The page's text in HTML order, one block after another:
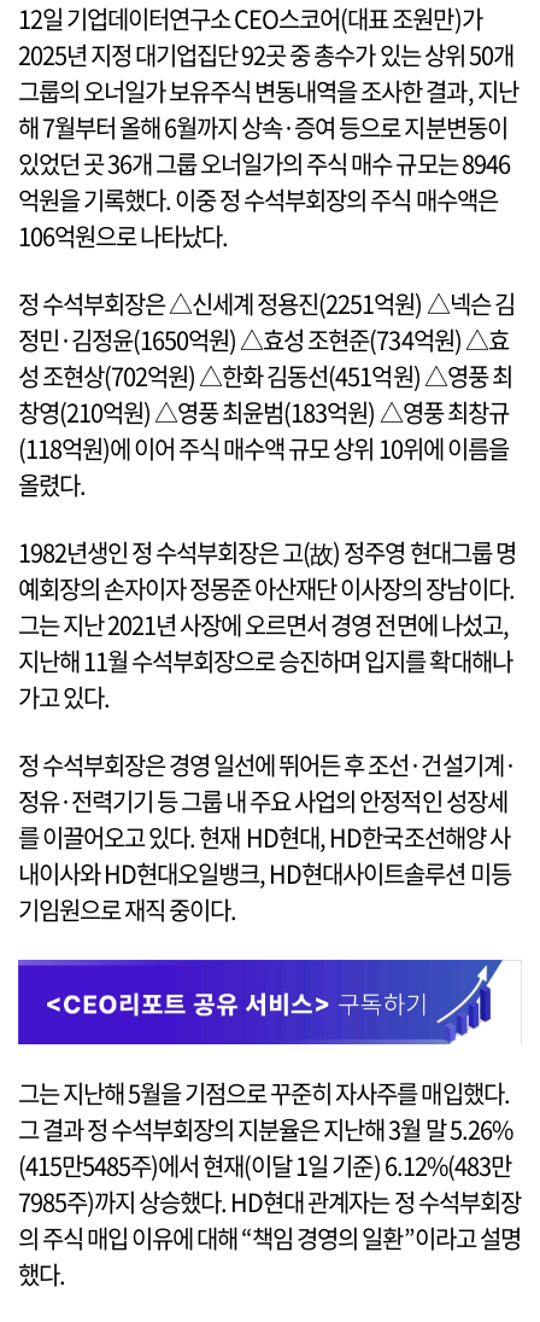
12일 기업데이터연구소 CEO스코어(대표 조원만)가
2025년 지정 대기업집단 92곳 중 총수가 있는 상위 50개
그룹의 오너일가 보유주식 변동내역을 조사한 결과, 지난
해 7월부터 올해 6월까지 상속·증여 등으로 지분변동이
있었던 곳 36개 그룹 오너일가의 주식 매수 규모는 8946
억원을 기록했다. 이중 정 수석부회장의 주식 매수액은
106억원으로 나타났다.
정 수석부회장은 △신세계 정용진(2251억원) △넥슨 김
정민·김정윤(1650억원) △효성 조현준(734억원) △효
성 조현상(702억원) △한화 김동선(451억원) △영풍 최
창영(210억원) △영풍 최윤범(183억원) △영풍 최창규
(118억원)에 이어 주식 매수액 규모 상위 10위에 이름을
올렸다.
1982년생인 정 수석부회장은 고(故) 정주영 현대그룹 명
예회장의 손자이자 정몽준 아산재단 이사장의 장남이다.
그는 지난 2021년 사장에 오르면서 경영 전면에 나섰고,
지난해 11월 수석부회장으로 승진하며 입지를 확대해나
가고 있다.
정 수석부회장은 경영 일선에 뛰어든 후 조선·건설기계·
정유·전력기기 등 그룹 내 주요 사업의 안정적인 성장세
를 이끌어오고 있다. 현재 HD현대, HD한국조선해양 사
내이사와 HD현대오일뱅크, HD현대사이트솔루션 미등
기임원으로 재직 중이다.
그는 지난해 5월을 기점으로 꾸준히 자사주를 매입했다.
그 결과 정 수석부회장의 지분율은 지난해 3월 말 5.26%
(415만5485주)에서 현재(이달 1일 기준) 6.12%(483만
7985주)까지 상승했다. HD현대 관계자는 정 수석부회장
의 주식 매입 이유에 대해 “책임 경영의 일환”이라고 설명
했다.